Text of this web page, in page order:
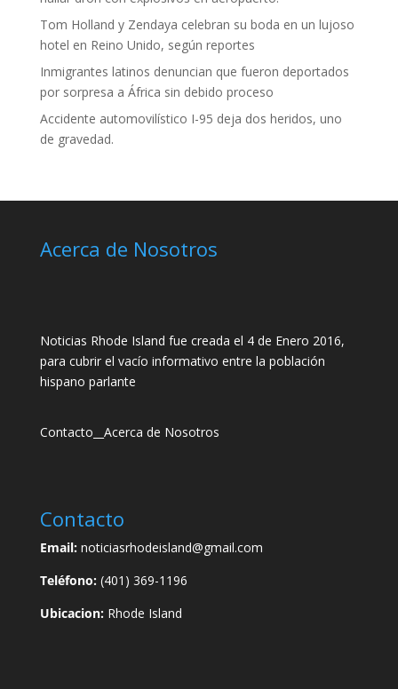
Tom Holland y Zendaya celebran su boda en un lujoso
hotel en Reino Unido, según reportes
Inmigrantes latinos denuncian que fueron deportados
por sorpresa a África sin debido proceso
Accidente automovilístico I-95 deja dos heridos, uno
de gravedad.
Acerca de Nosotros
Noticias Rhode Island fue creada el 4 de Enero 2016,
para cubrir el vacío informativo entre la población
hispano parlante
Contacto Acerca de Nosotros
Contacto
Email:noticiasrhodeisland@gmail.com
Teléfono:(401) 369-1196
Ubicacion:Rhode Island